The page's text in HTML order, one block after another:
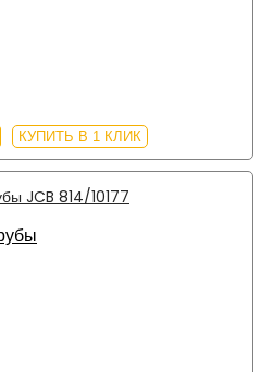
КУПИТЬ В 1 КЛИК